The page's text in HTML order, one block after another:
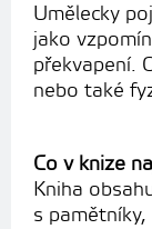
Umělecky
jako
překvapení.
nebo také
Co v knize
Kniha
s